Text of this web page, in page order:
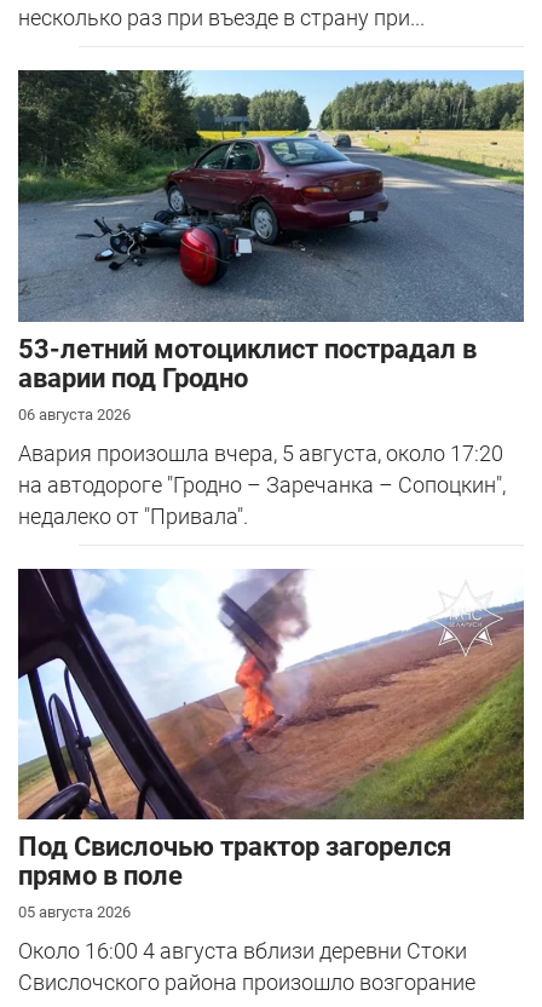
несколько раз при въезде в страну при...
53-летний мотоциклист пострадал в
аварии под Гродно
06 августа 2026
Авария произошла вчера, 5 августа, около 17:20
на автодороге "Гродно – Заречанка – Сопоцкин",
недалеко от "Привала".
Под Свислочью трактор загорелся
прямо в поле
05 августа 2026
Около 16:00 4 августа вблизи деревни Стоки
Свислочского района произошло возгорание